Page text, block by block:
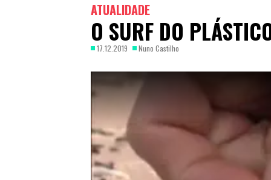
ATUALIDADE
O SURF DO
17.12.2019 Nuno Castilho